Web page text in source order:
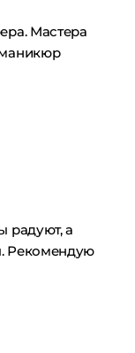
Мастера
радуют, а
Рекомендую